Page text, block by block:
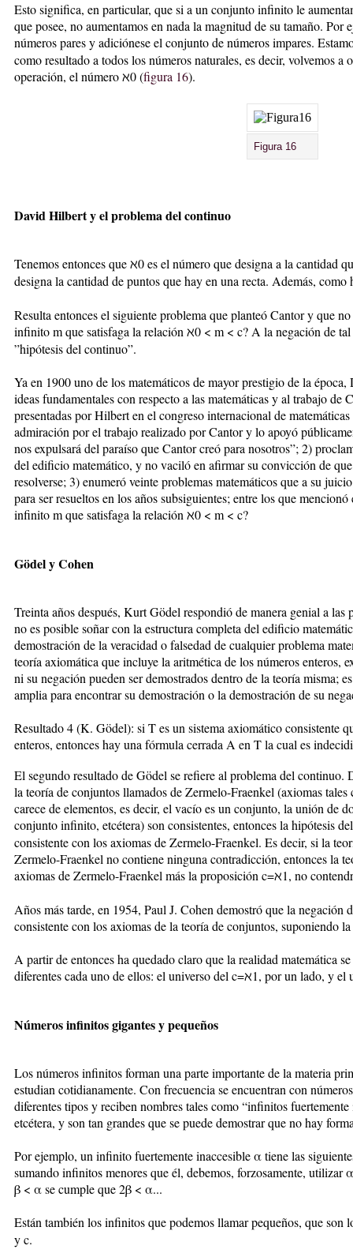
Esto significa, en particular, que si a un conjunto infinito le
que posee, no aumentamos en nada la magnitud de su tamaño. Por
números pares y adiciónese el conjunto de números impares.
como resultado a todos los números naturales, es decir, volvemos a
operación, el número ℵ0 (figura 16).
Figura 16
David Hilbert y el problema del continuo
Tenemos entonces que ℵ0 es el número que designa a la cantidad
designa la cantidad de puntos que hay en una recta. Además,
Resulta entonces el siguiente problema que planteó Cantor y que
infinito m que satisfaga la relación ℵ0 < m < c? A la negación de
”hipótesis del continuo”.
Ya en 1900 uno de los matemáticos de mayor prestigio de la
ideas fundamentales con respecto a las matemáticas y al trabajo de
presentadas por Hilbert en el congreso internacional de
admiración por el trabajo realizado por Cantor y lo apoyó
nos expulsará del paraíso que Cantor creó para nosotros”; 2)
del edificio matemático, y no vaciló en afirmar su convicción de
resolverse; 3) enumeró veinte problemas matemáticos que a su
para ser resueltos en los años subsiguientes; entre los que
infinito m que satisfaga la relación ℵ0 < m < c?
Gödel y Cohen
Treinta años después, Kurt Gödel respondió de manera genial a
no es posible soñar con la estructura completa del edificio
demostración de la veracidad o falsedad de cualquier problema
teoría axiomática que incluye la aritmética de los números enteros,
ni su negación pueden ser demostrados dentro de la teoría misma;
amplia para encontrar su demostración o la demostración de su
Resultado 4 (K. Gödel): si T es un sistema axiomático consistente
enteros, entonces hay una fórmula cerrada A en T la cual es
El segundo resultado de Gödel se refiere al problema del continuo.
la teoría de conjuntos llamados de Zermelo-Fraenkel (axiomas
carece de elementos, es decir, el vacío es un conjunto, la unión de
conjunto infinito, etcétera) son consistentes, entonces la hipótesis
consistente con los axiomas de Zermelo-Fraenkel. Es decir, si la
Zermelo-Fraenkel no contiene ninguna contradicción, entonces la
axiomas de Zermelo-Fraenkel más la proposición c=ℵ1, no
Años más tarde, en 1954, Paul J. Cohen demostró que la negación
consistente con los axiomas de la teoría de conjuntos, suponiendo
A partir de entonces ha quedado claro que la realidad matemática
diferentes cada uno de ellos: el universo del c=ℵ1, por un lado, y
Números infinitos gigantes y pequeños
Los números infinitos forman una parte importante de la materia
estudian cotidianamente. Con frecuencia se encuentran con
diferentes tipos y reciben nombres tales como “infinitos
etcétera, y son tan grandes que se puede demostrar que no hay
Por ejemplo, un infinito fuertemente inaccesible α tiene las
sumando infinitos menores que él, debemos, forzosamente,
β < α se cumple que 2β < α...
Están también los infinitos que podemos llamar pequeños, que son
y c.